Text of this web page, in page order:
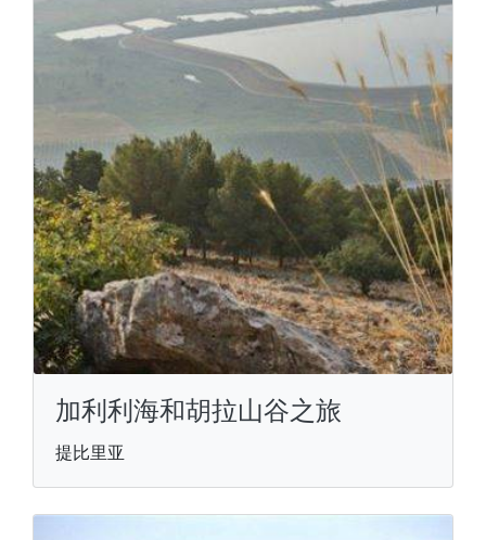
加利利海和胡拉山谷之旅
提比里亚